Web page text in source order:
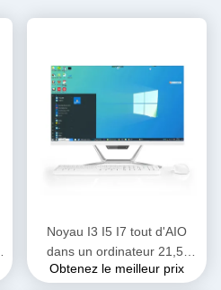
Noyau I3 I5 I7 tout d'AIO
dans un ordinateur 21,5"
23,8" de Barebone
Obtenez le meilleur prix